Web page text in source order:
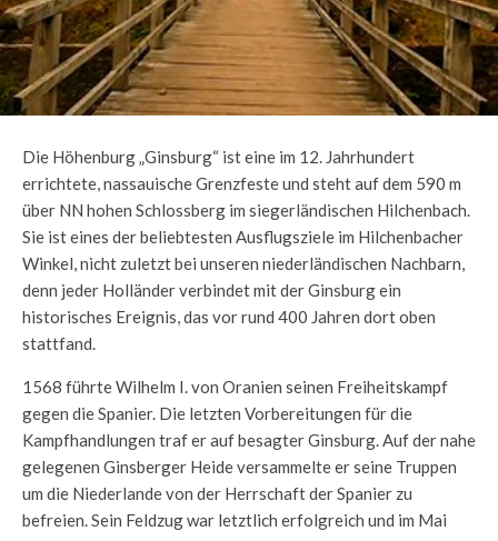
Die Höhenburg „Ginsburg“ ist eine im 12. Jahrhundert
errichtete, nassauische Grenzfeste und steht auf dem 590 m
über NN hohen Schlossberg im siegerländischen Hilchenbach.
Sie ist eines der beliebtesten Ausflugsziele im Hilchenbacher
Winkel, nicht zuletzt bei unseren niederländischen Nachbarn,
denn jeder Holländer verbindet mit der Ginsburg ein
historisches Ereignis, das vor rund 400 Jahren dort oben
stattfand.
1568 führte Wilhelm I. von Oranien seinen Freiheitskampf
gegen die Spanier. Die letzten Vorbereitungen für die
Kampfhandlungen traf er auf besagter Ginsburg. Auf der nahe
gelegenen Ginsberger Heide versammelte er seine Truppen
um die Niederlande von der Herrschaft der Spanier zu
befreien. Sein Feldzug war letztlich erfolgreich und im Mai